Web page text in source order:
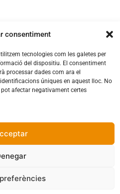
consentiment
tecnologies com les galetes per
del dispositiu. El consentiment
processar dades com ara el
úniques en aquest lloc. No
afectar negativament certes